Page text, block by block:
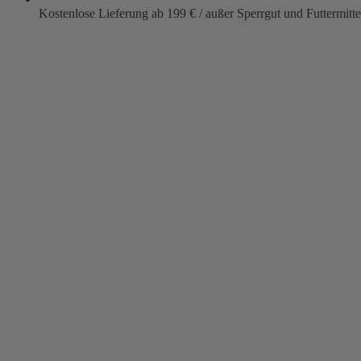
Kostenlose Lieferung ab 199 € / außer Sperrgut und